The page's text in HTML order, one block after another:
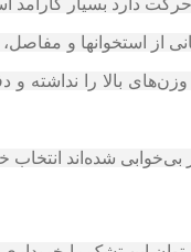
استخوانها و مفاصل،
بالا را نداشته و
بی‌خوابی شده‌اند